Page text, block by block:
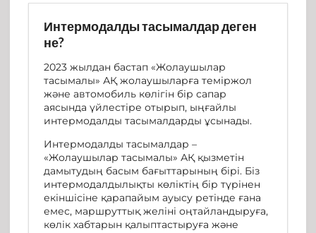
Интермодалды тасымалдар деген
не?
2023 жылдан бастап «Жолаушылар
тасымалы» АҚ жолаушыларға теміржол
және автомобиль көлігін бір сапар
аясында үйлестіре отырып, ыңғайлы
интермодалды тасымалдарды ұсынады.
Интермодалды тасымалдар –
«Жолаушылар тасымалы» АҚ қызметін
дамытудың басым бағыттарының бірі. Біз
интермодалдылықты көліктің бір түрінен
екіншісіне қарапайым ауысу ретінде ғана
емес, маршруттық желіні оңтайландыруға,
көлік хабтарын қалыптастыруға және